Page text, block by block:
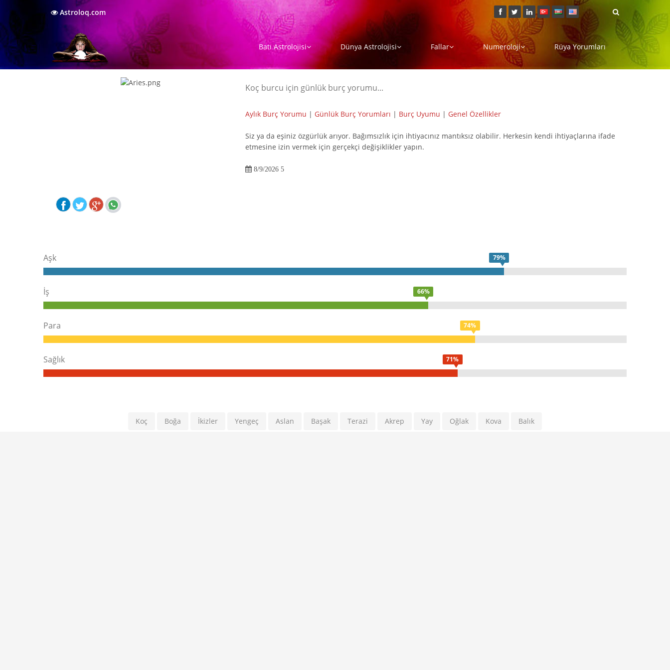
Astroloq.com
Batı Astrolojisi Dünya Astrolojisi Fallar Numeroloji Rüya Yorumları
Koç burcu için günlük burç yorumu...
Aylık Burç Yorumu | Günlük Burç Yorumları | Burç Uyumu | Genel Özellikler
Siz ya da eşiniz özgürlük arıyor. Bağımsızlık için ihtiyacınız mantıksız olabilir. Herkesin kendi ihtiyaçlarına ifade
etmesine izin vermek için gerçekçi değişiklikler yapın.
8/9/2026 5
Aşk 79%
İş 66%
Para 74%
Sağlık 71%
Koç Boğa İkizler Yengeç Aslan Başak Terazi Akrep Yay Oğlak Kova Balık